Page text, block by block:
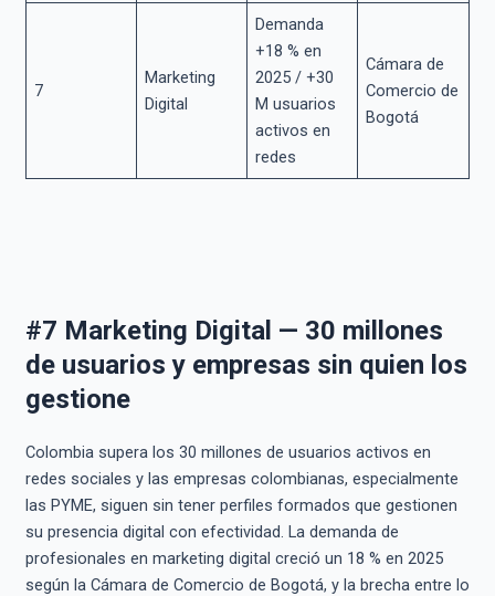
7
Marketing
Digital
Demanda
+18 % en
2025 / +30
M usuarios
activos en
redes
Cámara de
Comercio de
Bogotá
#7 Marketing Digital — 30 millones
de usuarios y empresas sin quien los
gestione
Colombia supera los 30 millones de usuarios activos en
redes sociales y las empresas colombianas, especialmente
las PYME, siguen sin tener perfiles formados que gestionen
su presencia digital con efectividad. La demanda de
profesionales en marketing digital creció un 18 % en 2025
según la Cámara de Comercio de Bogotá, y la brecha entre lo